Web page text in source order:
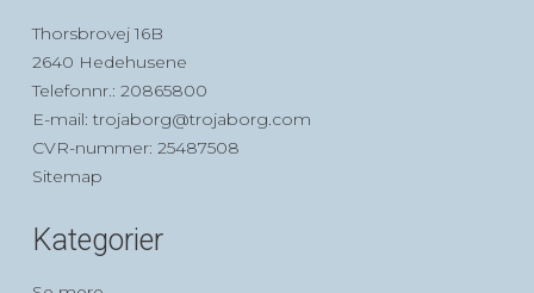
Thorsbrovej 16B
2640 Hedehusene
Telefonnr.: 20865800
E-mail: trojaborg@trojaborg.com
CVR-nummer: 25487508
Sitemap
Kategorier